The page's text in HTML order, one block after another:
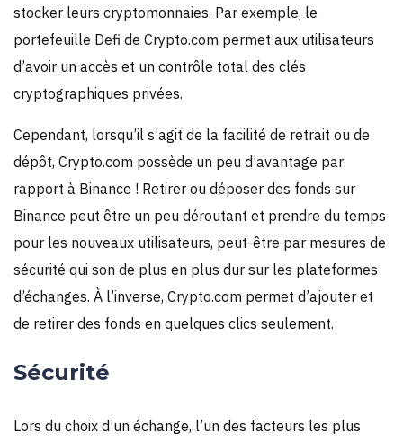
stocker leurs cryptomonnaies. Par exemple, le
portefeuille Defi de Crypto.com permet aux utilisateurs
d’avoir un accès et un contrôle total des clés
cryptographiques privées.
Cependant, lorsqu’il s’agit de la facilité de retrait ou de
dépôt, Crypto.com possède un peu d’avantage par
rapport à Binance ! Retirer ou déposer des fonds sur
Binance peut être un peu déroutant et prendre du temps
pour les nouveaux utilisateurs, peut-être par mesures de
sécurité qui son de plus en plus dur sur les plateformes
d’échanges. À l’inverse, Crypto.com permet d’ajouter et
de retirer des fonds en quelques clics seulement.
Sécurité
Lors du choix d’un échange, l’un des facteurs les plus